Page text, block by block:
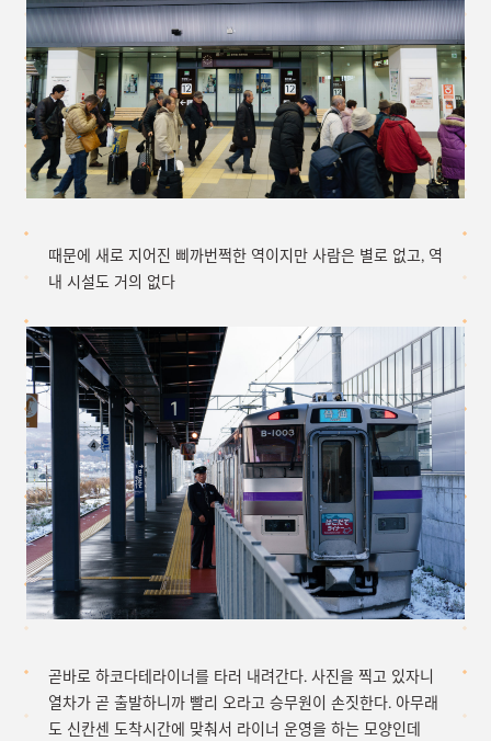
때문에 새로 지어진 삐까번쩍한 역이지만 사람은 별로 없고, 역
내 시설도 거의 없다
곧바로 하코다테라이너를 타러 내려간다. 사진을 찍고 있자니
열차가 곧 출발하니까 빨리 오라고 승무원이 손짓한다. 아무래
도 신칸센 도착시간에 맞춰서 라이너 운영을 하는 모양인데